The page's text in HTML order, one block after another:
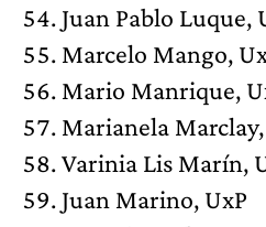
Juan Pablo Luque,
Marcelo Mango,
Mario Manrique,
Marianela
Varinia Lis Marín,
Juan Marino, UxP